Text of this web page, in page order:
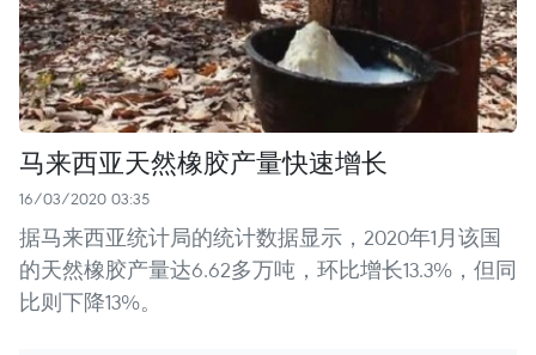
马来西亚天然橡胶产量快速增长
16/03/2020 03:35
据马来西亚统计局的统计数据显示，2020年1月该国
的天然橡胶产量达6.62多万吨，环比增长13.3%，但同
比则下降13%。